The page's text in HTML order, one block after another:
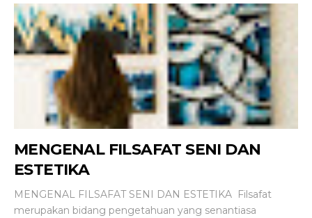
MENGENAL FILSAFAT SENI DAN
ESTETIKA
MENGENAL FILSAFAT SENI DAN ESTETIKA Filsafat
merupakan bidang pengetahuan yang senantiasa